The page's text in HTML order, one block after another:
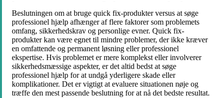
Beslutningen om at bruge quick fix-produkter versus at søge
professionel hjælp afhænger af flere faktorer som problemets
omfang, sikkerhedskrav og personlige evner. Quick fix-
produkter kan være egnet til mindre problemer, der ikke kræver
en omfattende og permanent løsning eller professionel
ekspertise. Hvis problemet er mere komplekst eller involverer
sikkerhedsmæssige aspekter, er det altid bedst at søge
professionel hjælp for at undgå yderligere skade eller
komplikationer. Det er vigtigt at evaluere situationen nøje og
træffe den mest passende beslutning for at nå det bedste resultat.